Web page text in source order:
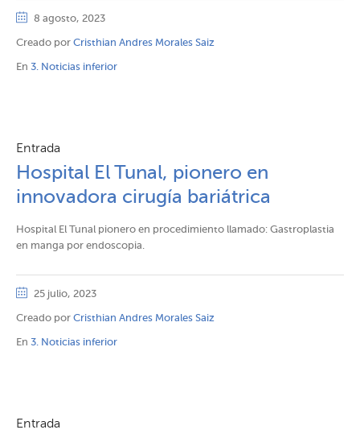
8 agosto, 2023
Creado por Cristhian Andres Morales Saiz
En 3. Noticias inferior
Entrada
Hospital El Tunal, pionero en
innovadora cirugía bariátrica
Hospital El Tunal pionero en procedimiento llamado: Gastroplastia
en manga por endoscopia.
25 julio, 2023
Creado por Cristhian Andres Morales Saiz
En 3. Noticias inferior
Entrada